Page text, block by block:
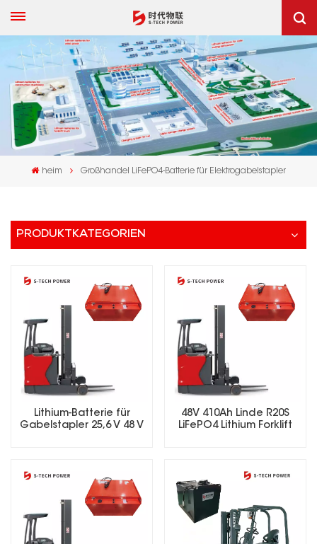
heim Großhandel LiFePO4-Batterie für Elektrogabelstapler
PRODUKTKATEGORIEN
Lithium-Batterie für
Gabelstapler 25,6 V 48 V
Elektrogabelstapler
48V 410Ah Linde R20S
LiFePO4 Lithium Forklift